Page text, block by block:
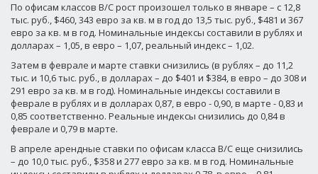
По офисам классов В/С рост произошел только в январе – с 12,8
тыс. руб., $460, 343 евро за кв. м в год до 13,5 тыс. руб., $481 и 367
евро за кв. м в год. Номинальные индексы составили в рублях и
долларах – 1,05, в евро – 1,07, реальный индекс – 1,02.
Затем в феврале и марте ставки снизились (в рублях – до 11,2
тыс. и 10,6 тыс. руб., в долларах – до $401 и $384, в евро – до 308 и
291 евро за кв. м в год). Номинальные индексы составили в
феврале в рублях и в долларах 0,87, в евро - 0,90, в марте - 0,83 и
0,85 соответственно. Реальные индексы снизились до 0,84 в
феврале и 0,79 в марте.
В апреле арендные ставки по офисам класса В/С еще снизились
– до 10,0 тыс. руб., $358 и 277 евро за кв. м в год. Номинальные